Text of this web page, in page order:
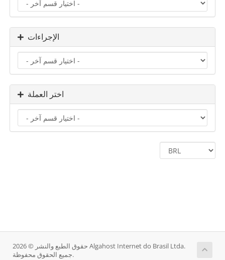
الإجراءات
اختر العملة
حقوق الطبع والنشر © 2026 Algahost Internet do Brasil Ltda.
جميع الحقوق محفوظة.